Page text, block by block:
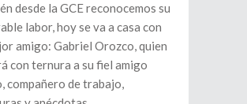
desde la GCE reconocemos su
labor, hoy se va a casa con
amigo: Gabriel Orozco, quien
con ternura a su fiel amigo
compañero de trabajo,